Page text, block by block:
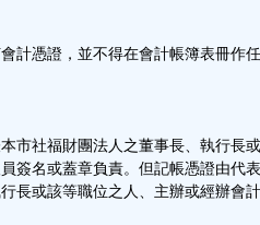
計憑證，並不得在會計帳簿表冊作
市社福財團法人之董事長、執行長
簽名或蓋章負責。但記帳憑證由代
長或該等職位之人、主辦或經辦會